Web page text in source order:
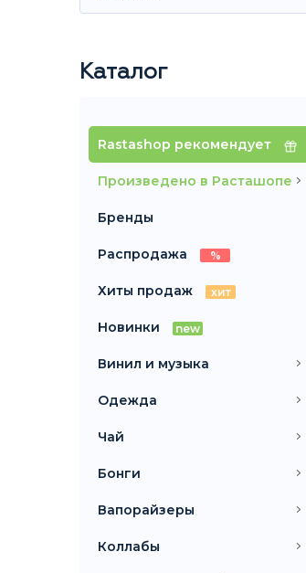
Каталог
Rastashop рекомендует
Произведено в Расташопе
Бренды
Распродажа %
Хиты продаж хит
Новинки new
Винил и музыка
Одежда
Чай
Бонги
Вапорайзеры
Коллабы